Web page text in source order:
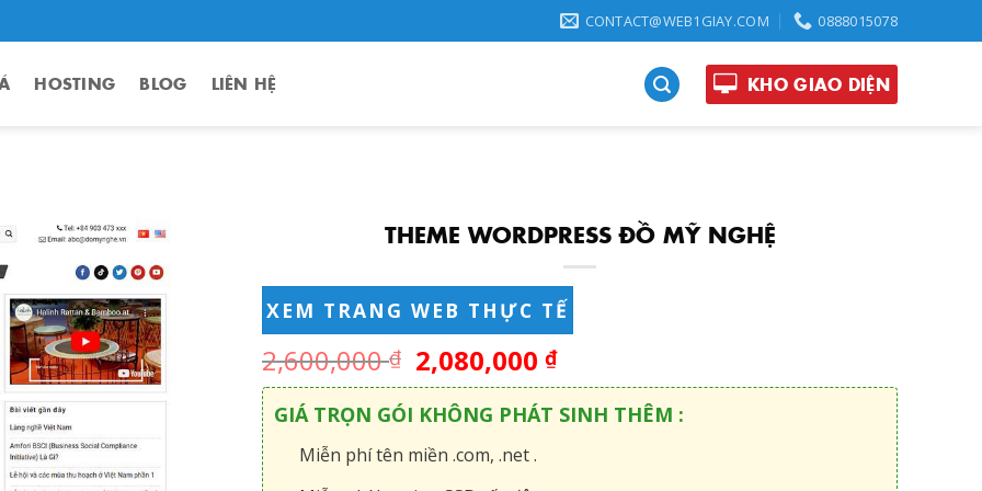
CONTACT@WEB1GIAY.COM 0888015078
HOSTING BLOG LIÊN HỆ KHO GIAO DIỆN
THEME WORDPRESS ĐỒ MỸ NGHỆ
XEM TRANG WEB THỰC TẾ
2,600,000₫ 2,080,000₫
GIÁ TRỌN GÓI KHÔNG PHÁT SINH THÊM :
Miễn phí tên miền .com, .net .